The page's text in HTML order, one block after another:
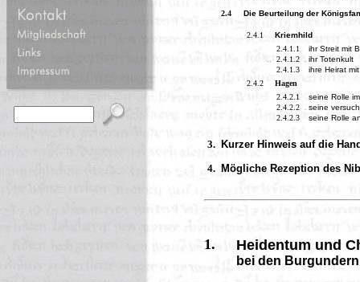
2.4 Die Beurteilung der
2.4.1 Kriemhild
2.4.1.1
ihr Streit mit
2.4.1.2
ihr Totenkult
2.4.1.3
ihre Heirat
2.4.2
Hagen
2.4.2.1
seine Rolle
2.4.2.2
seine
2.4.2.3
seine Rolle
3. Kurzer Hinweis auf die
4. Mögliche Rezeption des
1. Heidentum und
bei den